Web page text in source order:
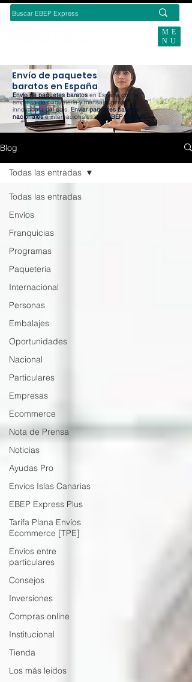
ME
NU
Envío de paquetes
baratos en España
Envío de paquetes baratos en España con la
empresa de paquetería y mensajería más
innovadora del país. Enviar paquetes baratos
nacionalese internacionales con EBEP Express.
Blog
Todas las entradas
Envíos
Franquicias
Programas
Paquetería
Internacional
Personas
Embalajes
Oportunidades
Nacional
Particulares
Empresas
Ecommerce
Nota de Prensa
Noticias
Ayudas Pro
Envíos Islas Canarias
EBEP Express Plus
Tarifa Plana Envíos
Ecommerce [TPE]
Envíos entre
particulares
Consejos
Inversiones
Compras online
Institucional
Tienda
Los más leidos
Todas las entradas